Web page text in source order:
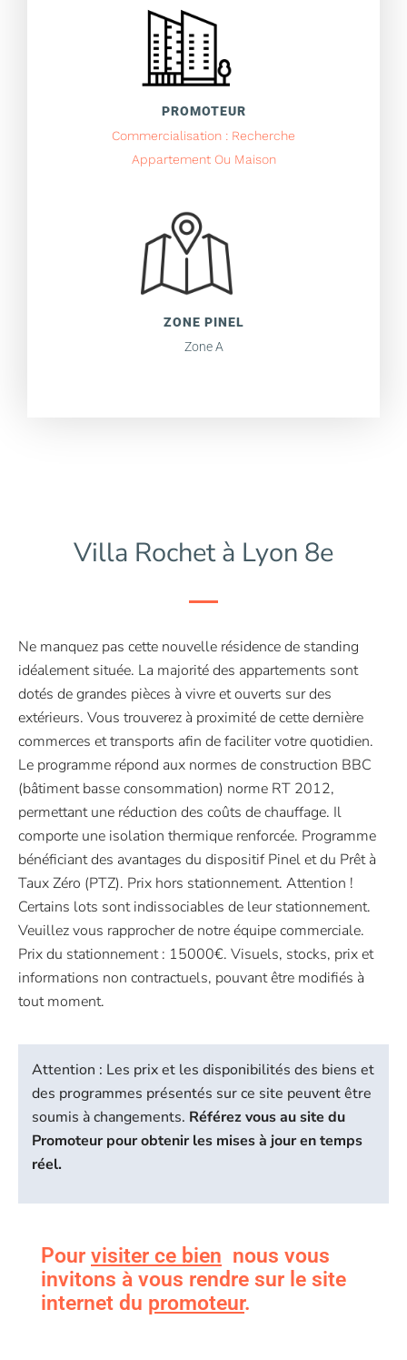
PROMOTEUR
Commercialisation : Recherche
Appartement Ou Maison
ZONE PINEL
Zone A
Villa Rochet à Lyon 8e
Ne manquez pas cette nouvelle résidence de standing
idéalement située. La majorité des appartements sont
dotés de grandes pièces à vivre et ouverts sur des
extérieurs. Vous trouverez à proximité de cette dernière
commerces et transports afin de faciliter votre quotidien.
Le programme répond aux normes de construction BBC
(bâtiment basse consommation) norme RT 2012,
permettant une réduction des coûts de chauffage. Il
comporte une isolation thermique renforcée. Programme
bénéficiant des avantages du dispositif Pinel et du Prêt à
Taux Zéro (PTZ). Prix hors stationnement. Attention !
Certains lots sont indissociables de leur stationnement.
Veuillez vous rapprocher de notre équipe commerciale.
Prix du stationnement : 15000€. Visuels, stocks, prix et
informations non contractuels, pouvant être modifiés à
tout moment.
Attention : Les prix et les disponibilités des biens et
des programmes présentés sur ce site peuvent être
soumis à changements. Référez vous au site du
Promoteur pour obtenir les mises à jour en temps
réel.
Pour visiter ce bien nous vous
invitons à vous rendre sur le site
internet du promoteur.